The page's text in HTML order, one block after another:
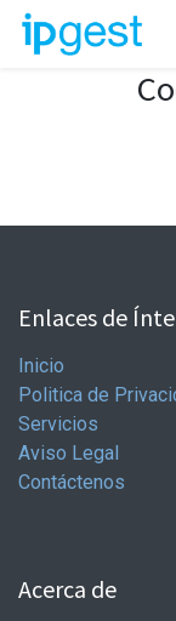
Enlaces de
Inicio
Politica de
Servicios
Aviso Legal
Contáctenos
Acerca de